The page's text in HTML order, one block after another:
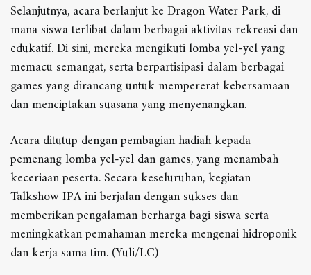
Selanjutnya, acara berlanjut ke Dragon Water Park, di
mana siswa terlibat dalam berbagai aktivitas rekreasi dan
edukatif. Di sini, mereka mengikuti lomba yel-yel yang
memacu semangat, serta berpartisipasi dalam berbagai
games yang dirancang untuk mempererat kebersamaan
dan menciptakan suasana yang menyenangkan.
Acara ditutup dengan pembagian hadiah kepada
pemenang lomba yel-yel dan games, yang menambah
keceriaan peserta. Secara keseluruhan, kegiatan
Talkshow IPA ini berjalan dengan sukses dan
memberikan pengalaman berharga bagi siswa serta
meningkatkan pemahaman mereka mengenai hidroponik
dan kerja sama tim. (Yuli/LC)